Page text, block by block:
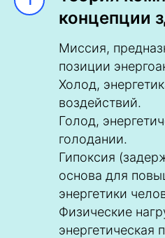
концепции
Миссия,
позиции
Холод,
воздействий.
Голод,
голодании.
Гипоксия
основа для
энергетики
Физические
энергетическая